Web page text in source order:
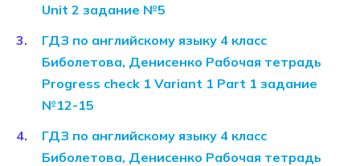
Unit 2 задание №5
ГДЗ по английскому языку 4 класс
Биболетова, Денисенко Рабочая тетрадь
Progress check 1 Variant 1 Part 1 задание
№12-15
ГДЗ по английскому языку 4 класс
Биболетова, Денисенко Рабочая тетрадь